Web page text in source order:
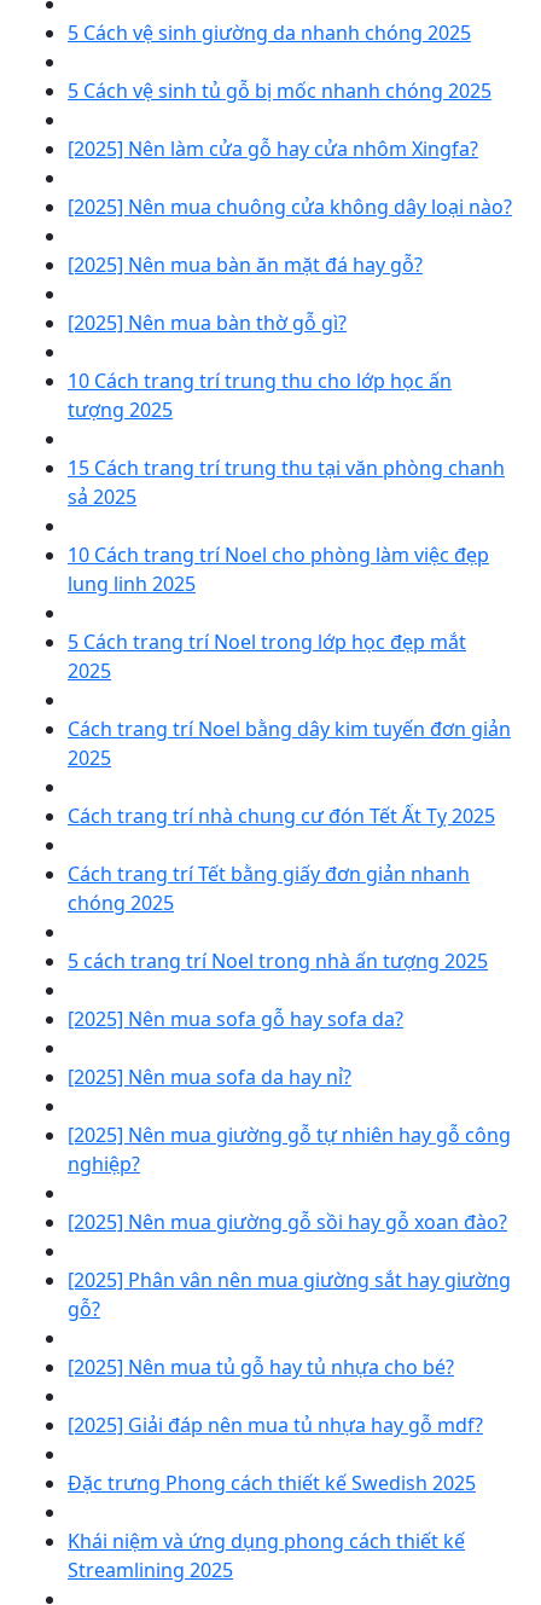
5 Cách vệ sinh giường da nhanh chóng 2025
5 Cách vệ sinh tủ gỗ bị mốc nhanh chóng 2025
[2025] Nên làm cửa gỗ hay cửa nhôm Xingfa?
[2025] Nên mua chuông cửa không dây loại nào?
[2025] Nên mua bàn ăn mặt đá hay gỗ?
[2025] Nên mua bàn thờ gỗ gì?
10 Cách trang trí trung thu cho lớp học ấn
tượng 2025
15 Cách trang trí trung thu tại văn phòng chanh
sả 2025
10 Cách trang trí Noel cho phòng làm việc đẹp
lung linh 2025
5 Cách trang trí Noel trong lớp học đẹp mắt
2025
Cách trang trí Noel bằng dây kim tuyến đơn giản
2025
Cách trang trí nhà chung cư đón Tết Ất Tỵ 2025
Cách trang trí Tết bằng giấy đơn giản nhanh
chóng 2025
5 cách trang trí Noel trong nhà ấn tượng 2025
[2025] Nên mua sofa gỗ hay sofa da?
[2025] Nên mua sofa da hay nỉ?
[2025] Nên mua giường gỗ tự nhiên hay gỗ công
nghiệp?
[2025] Nên mua giường gỗ sồi hay gỗ xoan đào?
[2025] Phân vân nên mua giường sắt hay giường
gỗ?
[2025] Nên mua tủ gỗ hay tủ nhựa cho bé?
[2025] Giải đáp nên mua tủ nhựa hay gỗ mdf?
Đặc trưng Phong cách thiết kế Swedish 2025
Khái niệm và ứng dụng phong cách thiết kế
Streamlining 2025